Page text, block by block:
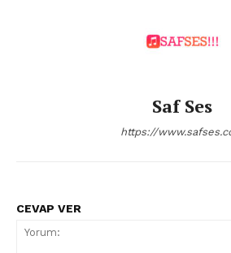
Saf Ses
https://
CEVAP VER